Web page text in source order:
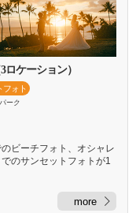
ロケーション）
フォト
ーク
ビーチフォト、オシャレ
のサンセットフォトが1
more